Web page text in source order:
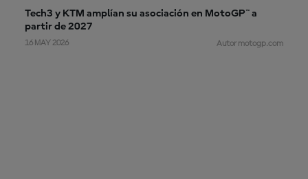
Tech3 y KTM amplían su asociación en MotoGP™ a
partir de 2027
16 MAY 2026 Autor motogp.com